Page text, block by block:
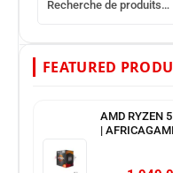
FEATURED
AMD RYZEN
|